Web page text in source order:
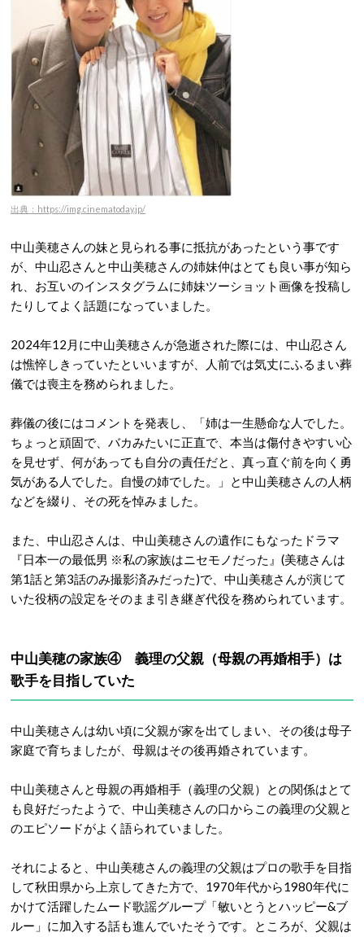
出典：https://img.cinematoday.jp/
中山美穂さんの妹と見られる事に抵抗があったという事です
が、中山忍さんと中山美穂さんの姉妹仲はとても良い事が知ら
れ、お互いのインスタグラムに姉妹ツーショット画像を投稿し
たりしてよく話題になっていました。
2024年12月に中山美穂さんが急逝された際には、中山忍さん
は憔悴しきっていたといいますが、人前では気丈にふるまい葬
儀では喪主を務められました。
葬儀の後にはコメントを発表し、「姉は一生懸命な人でした。
ちょっと頑固で、バカみたいに正直で、本当は傷付きやすい心
を見せず、何があっても自分の責任だと、真っ直ぐ前を向く勇
気がある人でした。自慢の姉でした。」と中山美穂さんの人柄
などを綴り、その死を悼みました。
また、中山忍さんは、中山美穂さんの遺作にもなったドラマ
『日本一の最低男 ※私の家族はニセモノだった』(美穂さんは
第1話と第3話のみ撮影済みだった)で、中山美穂さんが演じて
いた役柄の設定をそのまま引き継ぎ代役を務められています。
中山美穂の家族④ 義理の父親（母親の再婚相手）は
歌手を目指していた
中山美穂さんは幼い頃に父親が家を出てしまい、その後は母子
家庭で育ちましたが、母親はその後再婚されています。
中山美穂さんと母親の再婚相手（義理の父親）との関係はとて
も良好だったようで、中山美穂さんの口からこの義理の父親と
のエピソードがよく語られていました。
それによると、中山美穂さんの義理の父親はプロの歌手を目指
して秋田県から上京してきた方で、1970年代から1980年代に
かけて活躍したムード歌謡グループ「敏いとうとハッピー&ブ
ルー」に加入する話も進んでいたそうです。ところが、父親は